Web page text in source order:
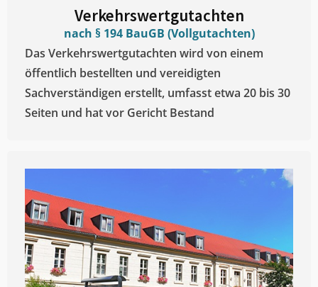
Verkehrswertgutachten
nach § 194 BauGB (Vollgutachten)
Das Verkehrswertgutachten wird von einem
öffentlich bestellten und vereidigten
Sachverständigen erstellt, umfasst etwa 20 bis 30
Seiten und hat vor Gericht Bestand